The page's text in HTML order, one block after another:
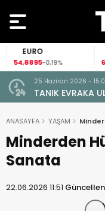
EURO
54,8895-0,19%
25 Haziran 2026 -
TANIK EVRAKA
Ruhsatsız Çıktı!
ANASAYFA YAŞAM
Minderden
Sanata
22.06.2026 11:51